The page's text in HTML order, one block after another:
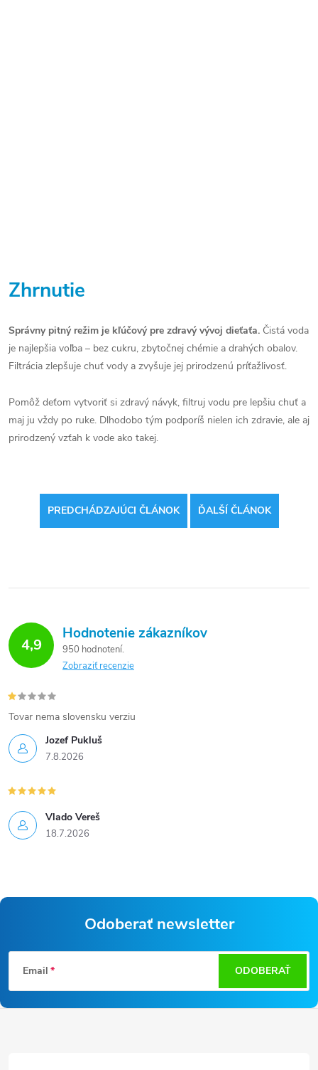
Zhrnutie
Správny pitný režim je kľúčový pre zdravý vývoj dieťaťa. Čistá voda
je najlepšia voľba – bez cukru, zbytočnej chémie a drahých obalov.
Filtrácia zlepšuje chuť vody a zvyšuje jej prirodzenú príťažlivosť.
Pomôž deťom vytvoriť si zdravý návyk, filtruj vodu pre lepšiu chuť a
maj ju vždy po ruke. Dlhodobo tým podporíš nielen ich zdravie, ale aj
prirodzený vzťah k vode ako takej.
PREDCHÁDZAJÚCI ČLÁNOK ĎALŠÍ ČLÁNOK
4,9
Hodnotenie zákazníkov
950 hodnotení
Zobraziť recenzie
Jozef Pukluš
7.8.2026
Tovar nema slovensku verziu
Vlado Vereš
18.7.2026
Z
á
p
Odoberať newsletter
Email ODOBERAŤ